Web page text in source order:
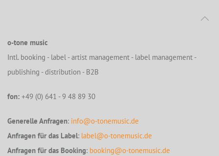
o-tone music
Intl. booking - label - artist management - label management -
publishing - distribution - B2B
fon: +49 (0) 641 - 9 48 89 30
Generelle Anfragen: info@o-tonemusic.de
Anfragen für das Label: label@o-tonemusic.de
Anfragen für das Booking: booking@o-tonemusic.de